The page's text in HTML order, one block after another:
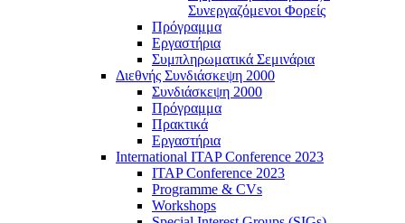
Συνεργαζόμενοι Φορείς
Πρόγραμμα
Εργαστήρια
Συμπληρωματικά Σεμινάρια
Διεθνής Συνδιάσκεψη 2000
Συνδιάσκεψη 2000
Πρόγραμμα
Πρακτικά
Εργαστήρια
International ITAP Conference 2023
ITAP Conference 2023
Programme & CVs
Workshops